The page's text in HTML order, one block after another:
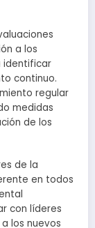
a los
identificar
continuo.
regular
medidas
de los
de la
en todos
con líderes
los nuevos